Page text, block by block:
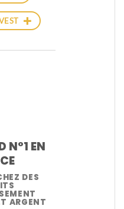
N°1 EN
DES
ARGENT